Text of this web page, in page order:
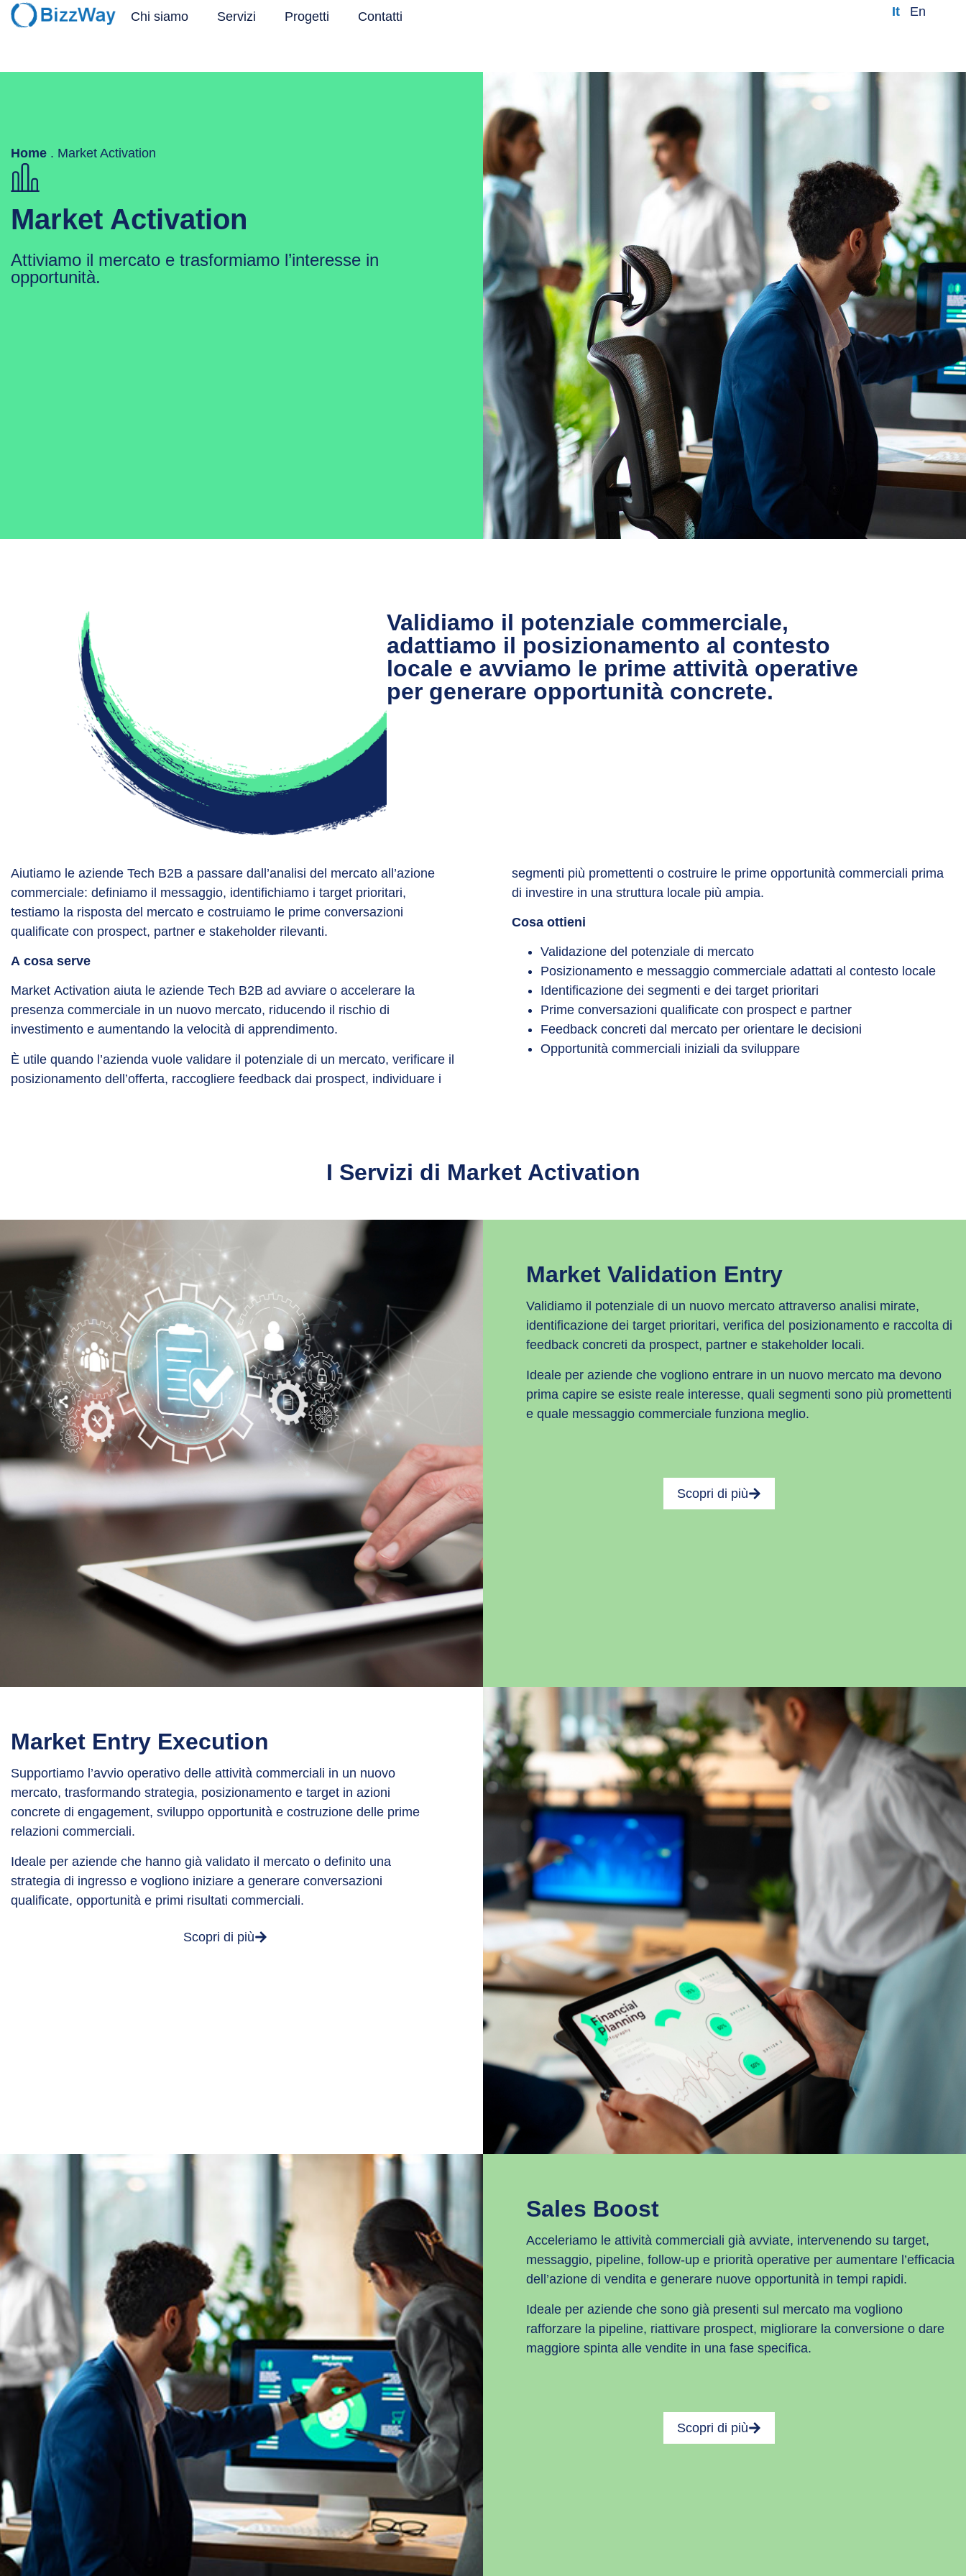
Chi siamo Servizi Progetti Contatti it en
Home . Market Activation
Market Activation
Attiviamo il mercato e trasformiamo l’interesse in
opportunità.
Validiamo il potenziale commerciale,
adattiamo il posizionamento al contesto
locale e avviamo le prime attività operative
per generare opportunità concrete.
Aiutiamo le aziende Tech B2B a passare dall’analisi del mercato all’azione
commerciale: definiamo il messaggio, identifichiamo i target prioritari,
testiamo la risposta del mercato e costruiamo le prime conversazioni
qualificate con prospect, partner e stakeholder rilevanti.
A cosa serve
Market Activation aiuta le aziende Tech B2B ad avviare o accelerare la
presenza commerciale in un nuovo mercato, riducendo il rischio di
investimento e aumentando la velocità di apprendimento.
È utile quando l’azienda vuole validare il potenziale di un mercato, verificare il
posizionamento dell’offerta, raccogliere feedback dai prospect, individuare i
segmenti più promettenti o costruire le prime opportunità commerciali prima
di investire in una struttura locale più ampia.
Cosa ottieni
Validazione del potenziale di mercato
Posizionamento e messaggio commerciale adattati al contesto locale
Identificazione dei segmenti e dei target prioritari
Prime conversazioni qualificate con prospect e partner
Feedback concreti dal mercato per orientare le decisioni
Opportunità commerciali iniziali da sviluppare
I Servizi di Market Activation
Market Validation Entry
Validiamo il potenziale di un nuovo mercato attraverso analisi mirate,
identificazione dei target prioritari, verifica del posizionamento e raccolta di
feedback concreti da prospect, partner e stakeholder locali.
Ideale per aziende che vogliono entrare in un nuovo mercato ma devono
prima capire se esiste reale interesse, quali segmenti sono più promettenti
e quale messaggio commerciale funziona meglio.
Scopri di più
Market Entry Execution
Supportiamo l’avvio operativo delle attività commerciali in un nuovo
mercato, trasformando strategia, posizionamento e target in azioni
concrete di engagement, sviluppo opportunità e costruzione delle prime
relazioni commerciali.
Ideale per aziende che hanno già validato il mercato o definito una
strategia di ingresso e vogliono iniziare a generare conversazioni
qualificate, opportunità e primi risultati commerciali.
Scopri di più
Sales Boost
Acceleriamo le attività commerciali già avviate, intervenendo su target,
messaggio, pipeline, follow-up e priorità operative per aumentare l’efficacia
dell’azione di vendita e generare nuove opportunità in tempi rapidi.
Ideale per aziende che sono già presenti sul mercato ma vogliono
rafforzare la pipeline, riattivare prospect, migliorare la conversione o dare
maggiore spinta alle vendite in una fase specifica.
Scopri di più